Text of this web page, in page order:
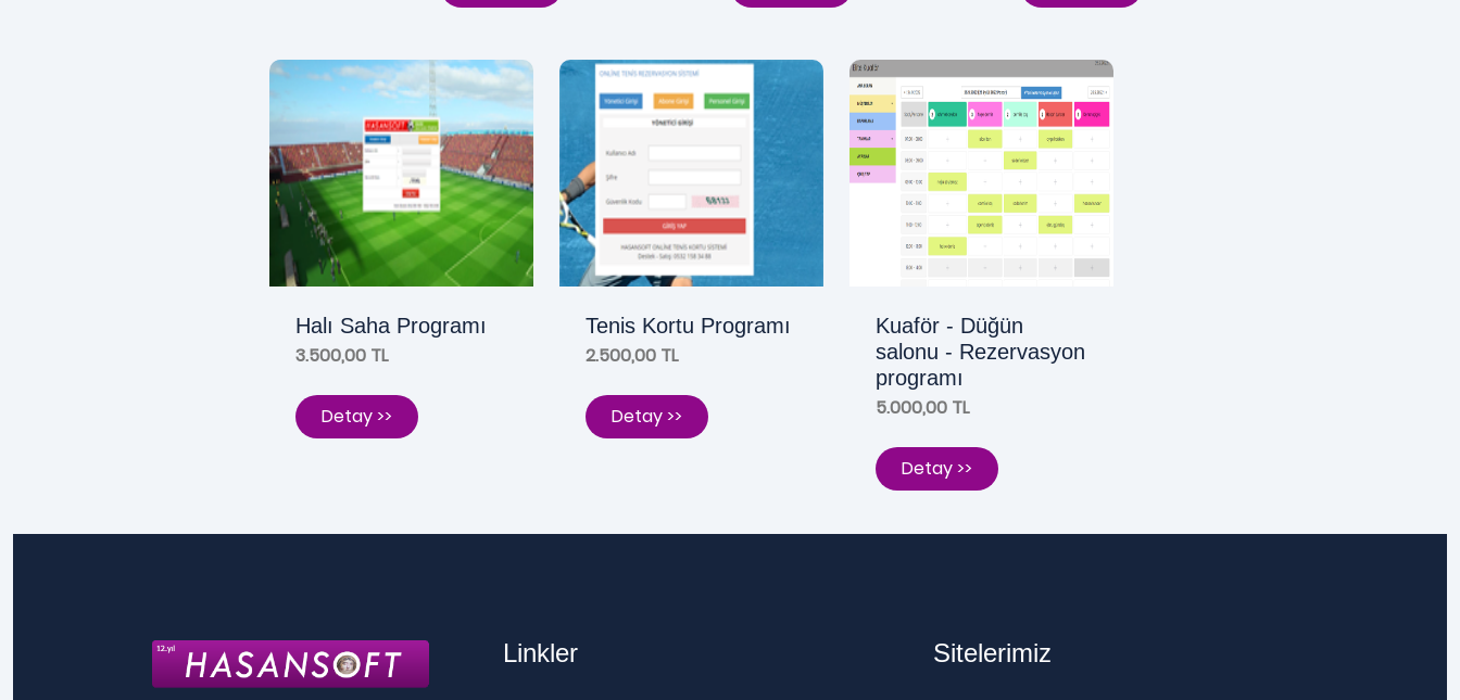
Halı Saha Programı
3.500,00 TL
Detay >>
Tenis Kortu Programı
2.500,00 TL
Detay >>
Kuaför - Düğün
salonu - Rezervasyon
programı
5.000,00 TL
Detay >>
Linkler Sitelerimiz